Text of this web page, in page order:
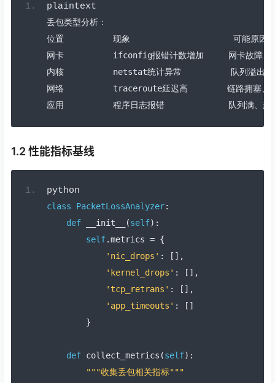
plaintext
丢包类型分析：
位置
现象
可能原因
网卡
          ifconfig
报错计数增加
网卡故障、
内核
          netstat
统计异常
队列溢出
网络
          traceroute
延迟高
链路拥塞、
应用
程序日志报错 队列满、超
1.2 性能指标基线
python
class PacketLossAnalyzer:
def __init__ (self):
self.metrics = {
'nic_drops' :
[],
'kernel_drops' :
[],
'tcp_retrans' :
[],
'app_timeouts' :
[]
}
def collect_metrics (self):
"""收集丢包相关指标"""